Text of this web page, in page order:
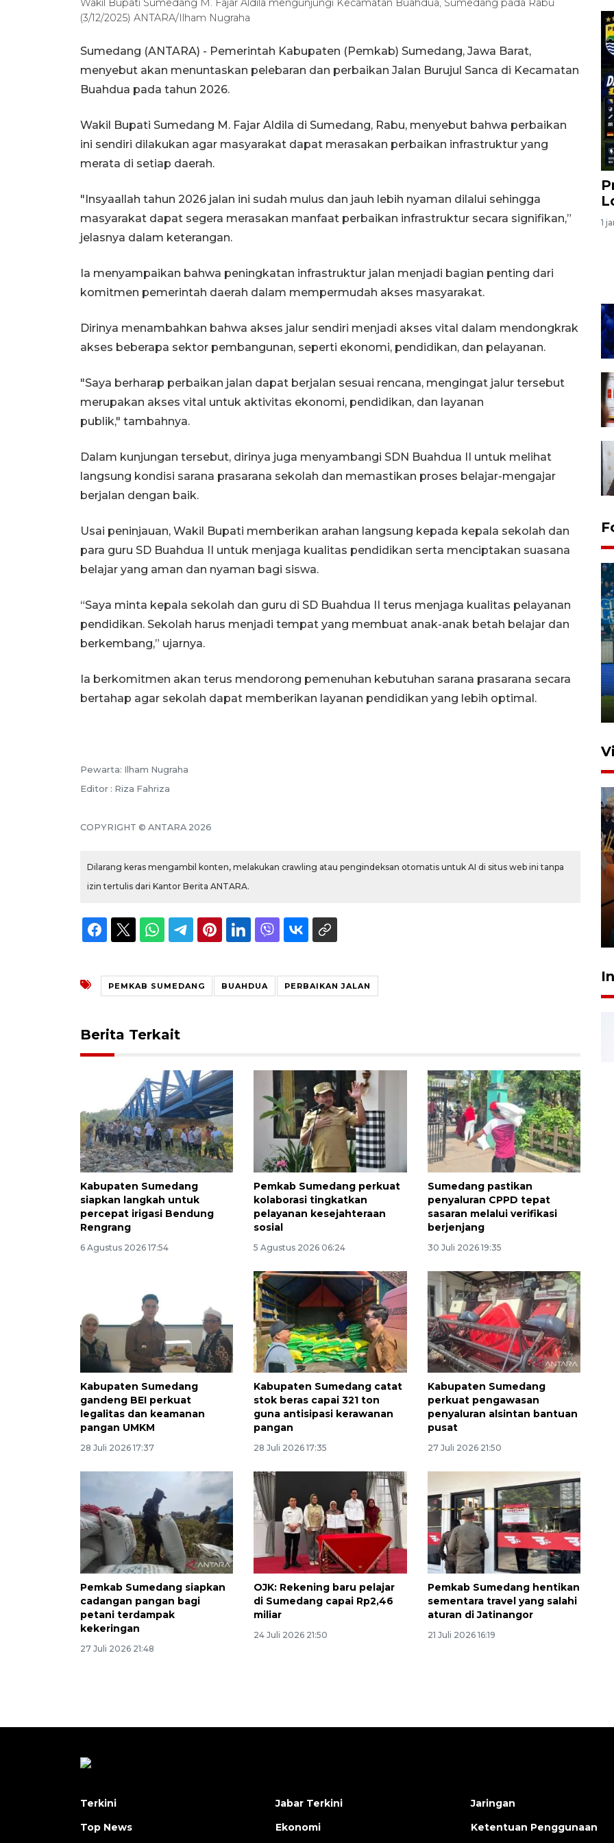
Wakil Bupati Sumedang M. Fajar Aldila mengunjungi Kecamatan Buahdua, Sumedang pada Rabu
(3/12/2025) ANTARA/Ilham Nugraha
Sumedang (ANTARA) - Pemerintah Kabupaten (Pemkab) Sumedang, Jawa Barat,
menyebut akan menuntaskan pelebaran dan perbaikan Jalan Burujul Sanca di Kecamatan
Buahdua pada tahun 2026.
Wakil Bupati Sumedang M. Fajar Aldila di Sumedang, Rabu, menyebut bahwa perbaikan
ini sendiri dilakukan agar masyarakat dapat merasakan perbaikan infrastruktur yang
merata di setiap daerah.
"Insyaallah tahun 2026 jalan ini sudah mulus dan jauh lebih nyaman dilalui sehingga
masyarakat dapat segera merasakan manfaat perbaikan infrastruktur secara signifikan,”
jelasnya dalam keterangan.
Ia menyampaikan bahwa peningkatan infrastruktur jalan menjadi bagian penting dari
komitmen pemerintah daerah dalam mempermudah akses masyarakat.
Dirinya menambahkan bahwa akses jalur sendiri menjadi akses vital dalam mendongkrak
akses beberapa sektor pembangunan, seperti ekonomi, pendidikan, dan pelayanan.
"Saya berharap perbaikan jalan dapat berjalan sesuai rencana, mengingat jalur tersebut
merupakan akses vital untuk aktivitas ekonomi, pendidikan, dan layanan
publik," tambahnya.
Dalam kunjungan tersebut, dirinya juga menyambangi SDN Buahdua II untuk melihat
langsung kondisi sarana prasarana sekolah dan memastikan proses belajar-mengajar
berjalan dengan baik.
Usai peninjauan, Wakil Bupati memberikan arahan langsung kepada kepala sekolah dan
para guru SD Buahdua II untuk menjaga kualitas pendidikan serta menciptakan suasana
belajar yang aman dan nyaman bagi siswa.
“Saya minta kepala sekolah dan guru di SD Buahdua II terus menjaga kualitas pelayanan
pendidikan. Sekolah harus menjadi tempat yang membuat anak-anak betah belajar dan
berkembang,” ujarnya.
Ia berkomitmen akan terus mendorong pemenuhan kebutuhan sarana prasarana secara
bertahap agar sekolah dapat memberikan layanan pendidikan yang lebih optimal.
Pewarta: Ilham Nugraha
Editor : Riza Fahriza
COPYRIGHT © ANTARA 2026
Dilarang keras mengambil konten, melakukan crawling atau pengindeksan otomatis untuk AI di situs web ini tanpa
izin tertulis dari Kantor Berita ANTARA.
PEMKAB SUMEDANG BUAHDUA PERBAIKAN JALAN
Berita Terkait
Kabupaten Sumedang
siapkan langkah untuk
percepat irigasi Bendung
Rengrang
6 Agustus 2026 17:54
Pemkab Sumedang perkuat
kolaborasi tingkatkan
pelayanan kesejahteraan
sosial
5 Agustus 2026 06:24
Sumedang pastikan
penyaluran CPPD tepat
sasaran melalui verifikasi
berjenjang
30 Juli 2026 19:35
Kabupaten Sumedang
gandeng BEI perkuat
legalitas dan keamanan
pangan UMKM
28 Juli 2026 17:37
Kabupaten Sumedang catat
stok beras capai 321 ton
guna antisipasi kerawanan
pangan
28 Juli 2026 17:35
Kabupaten Sumedang
perkuat pengawasan
penyaluran alsintan bantuan
pusat
27 Juli 2026 21:50
Pemkab Sumedang siapkan
cadangan pangan bagi
petani terdampak
kekeringan
27 Juli 2026 21:48
OJK: Rekening baru pelajar
di Sumedang capai Rp2,46
miliar
24 Juli 2026 21:50
Pemkab Sumedang hentikan
sementara travel yang salahi
aturan di Jatinangor
21 Juli 2026 16:19
1
dan manajerial SPPI di
Balikpapan
31 Juli 2026 18:01
160 ribu sambungan baru
jaringan gas 2026
2026-08-07 18:00:00
Terkini
Top News
Jabar Terkini
Ekonomi
Jaringan
Ketentuan Penggunaan